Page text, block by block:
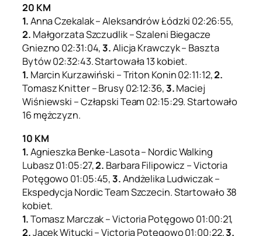
20 KM
1.Anna Czekalak – Aleksandrów Łódzki 02:26:55,
2. Małgorzata Szczudlik – Szaleni Biegacze
Gniezno 02:31:04,3.Alicja Krawczyk – Baszta
Bytów 02:32:43. Startowała 13 kobiet.
1. Marcin Kurzawiński – Triton Konin 02:11:12,2.
Tomasz Knitter – Brusy 02:12:36,3.Maciej
Wiśniewski – Człapski Team 02:15:29. Startowało
16 mężczyzn.
10 KM
1.Agnieszka Benke-Lasota – Nordic Walking
Lubasz 01:05:27,2. Barbara Filipowicz – Victoria
Potęgowo 01:05:45,3.Andżelika Ludwiczak –
Ekspedycja Nordic Team Szczecin. Startowało 38
kobiet.
1.Tomasz Marczak – Victoria Potęgowo 01:00:21,
2.Jacek Witucki – Victoria Potęgowo 01:00:22,3.